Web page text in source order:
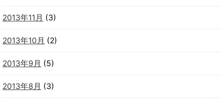
2013年11月 (3)
2013年10月 (2)
2013年9月 (5)
2013年8月 (3)